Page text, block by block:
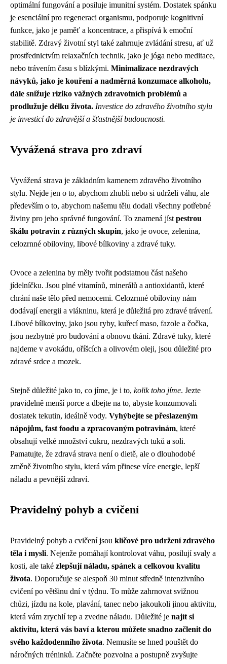
optimální fungování a posiluje imunitní systém. Dostatek spánku
je esenciální pro regeneraci organismu, podporuje kognitivní
funkce, jako je paměť a koncentrace, a přispívá k emoční
stabilitě. Zdravý životní styl také zahrnuje zvládání stresu, ať už
prostřednictvím relaxačních technik, jako je jóga nebo meditace,
nebo trávením času s blízkými. Minimalizace nezdravých
návyků, jako je kouření a nadměrná konzumace alkoholu,
dále snižuje riziko vážných zdravotních problémů a
prodlužuje délku života. Investice do zdravého životního stylu
je investicí do zdravější a šťastnější budoucnosti.
Vyvážená strava pro zdraví
Vyvážená strava je základním kamenem zdravého životního
stylu. Nejde jen o to, abychom zhubli nebo si udrželi váhu, ale
především o to, abychom našemu tělu dodali všechny potřebné
živiny pro jeho správné fungování. To znamená jíst pestrou
škálu potravin z různých skupin, jako je ovoce, zelenina,
celozrnné obiloviny, libové bílkoviny a zdravé tuky.
Ovoce a zelenina by měly tvořit podstatnou část našeho
jídelníčku. Jsou plné vitamínů, minerálů a antioxidantů, které
chrání naše tělo před nemocemi. Celozrnné obiloviny nám
dodávají energii a vlákninu, která je důležitá pro zdravé trávení.
Libové bílkoviny, jako jsou ryby, kuřecí maso, fazole a čočka,
jsou nezbytné pro budování a obnovu tkání. Zdravé tuky, které
najdeme v avokádu, oříšcích a olivovém oleji, jsou důležité pro
zdravé srdce a mozek.
Stejně důležité jako to, co jíme, je i to, kolik toho jíme. Jezte
pravidelně menší porce a dbejte na to, abyste konzumovali
dostatek tekutin, ideálně vody. Vyhýbejte se přeslazeným
nápojům, fast foodu a zpracovaným potravinám, které
obsahují velké množství cukru, nezdravých tuků a soli.
Pamatujte, že zdravá strava není o dietě, ale o dlouhodobé
změně životního stylu, která vám přinese více energie, lepší
náladu a pevnější zdraví.
Pravidelný pohyb a cvičení
Pravidelný pohyb a cvičení jsou klíčové pro udržení zdravého
těla i mysli. Nejenže pomáhají kontrolovat váhu, posilují svaly a
kosti, ale také zlepšují náladu, spánek a celkovou kvalitu
života. Doporučuje se alespoň 30 minut středně intenzivního
cvičení po většinu dní v týdnu. To může zahrnovat svižnou
chůzi, jízdu na kole, plavání, tanec nebo jakoukoli jinou aktivitu,
která vám zrychlí tep a zvedne náladu. Důležité je najít si
aktivitu, která vás baví a kterou můžete snadno začlenit do
svého každodenního života. Nemusíte se hned pouštět do
náročných tréninků. Začněte pozvolna a postupně zvyšujte